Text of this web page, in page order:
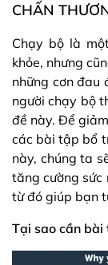
CHẤN
Chạy bộ là
khỏe, nhưng
những cơn đau
người chạy bộ
đề này. Để
các bài tập bổ
này, chúng ta
tăng cường sức
từ đó giúp bạn
Tại sao cần bài